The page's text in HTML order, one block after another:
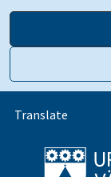
Gå till innehåll
Translate